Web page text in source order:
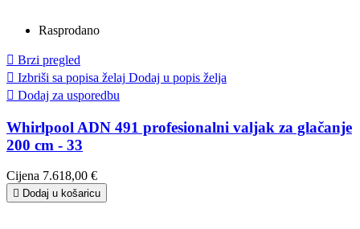
Rasprodano
 Brzi pregled
 Izbriši sa popisa želaj Dodaj u popis želja
 Dodaj za usporedbu
Whirlpool ADN 491 profesionalni valjak za glačanje
200 cm - 33
Cijena 7.618,00 €
 Dodaj u košaricu